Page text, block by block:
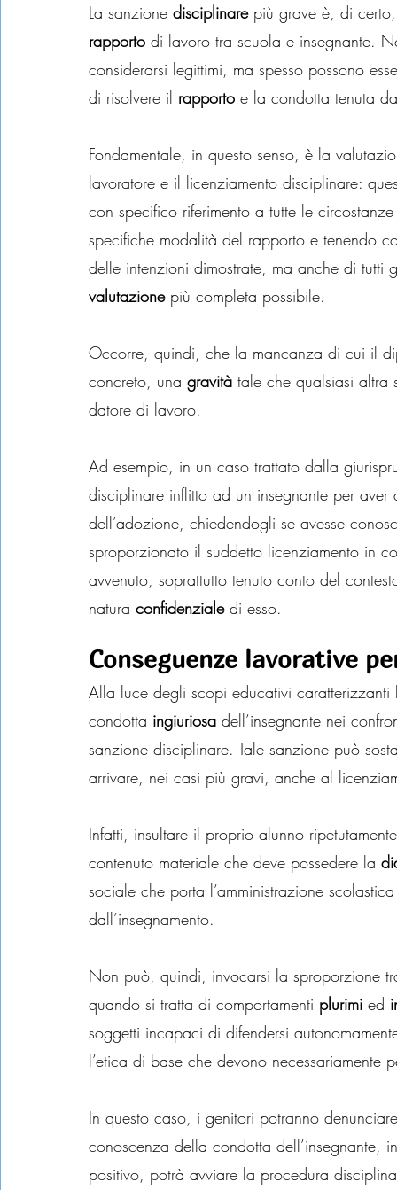
La sanzione disciplinare più grave è, di
rapporto di lavoro tra scuola e insegnante.
considerarsi legittimi, ma spesso possono
di risolvere il rapporto e la condotta tenuta
Fondamentale, in questo senso, è la
lavoratore e il licenziamento disciplinare:
con specifico riferimento a tutte le
specifiche modalità del rapporto e tenendo
delle intenzioni dimostrate, ma anche di
valutazione più completa possibile.
Occorre, quindi, che la mancanza di cui il
concreto, una gravità tale che qualsiasi altra
datore di lavoro.
Ad esempio, in un caso trattato dalla
disciplinare inflitto ad un insegnante per
dell’adozione, chiedendogli se avesse
sproporzionato il suddetto licenziamento in
avvenuto, soprattutto tenuto conto del
natura confidenziale di esso.
Conseguenze lavorative
Alla luce degli scopi educativi
condotta ingiuriosa dell’insegnante nei
sanzione disciplinare. Tale sanzione può
arrivare, nei casi più gravi, anche al
Infatti, insultare il proprio alunno
contenuto materiale che deve possedere la
sociale che porta l’amministrazione
dall’insegnamento.
Non può, quindi, invocarsi la sproporzione
quando si tratta di comportamenti plurimi ed
soggetti incapaci di difendersi
l’etica di base che devono necessariamente
In questo caso, i genitori potranno
conoscenza della condotta
positivo, potrà avviare la procedura